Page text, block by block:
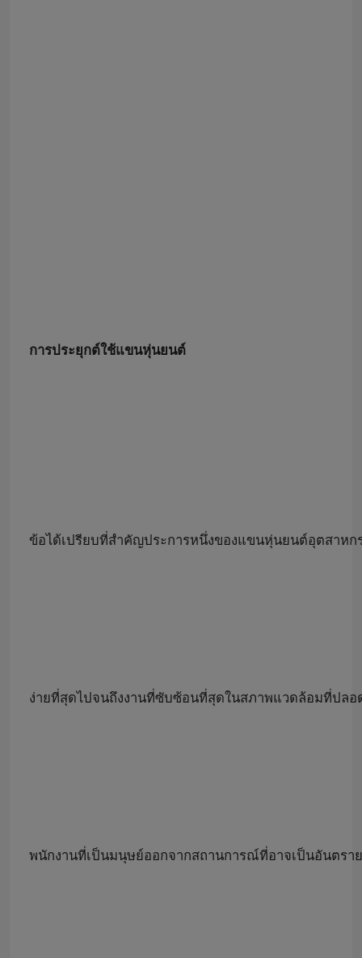
การประยุกต์ใช้แขนหุ่นยนต์
ข้อได้เปรียบที่สำคัญประการหนึ่งของแขนหุ่นยนต์อุตสาหก
ง่ายที่สุดไปจนถึงงานที่ซับซ้อนที่สุดในสภาพแวดล้อมที่ปล
พนักงานที่เป็นมนุษย์ออกจากสถานการณ์ที่อาจเป็นอันตรา